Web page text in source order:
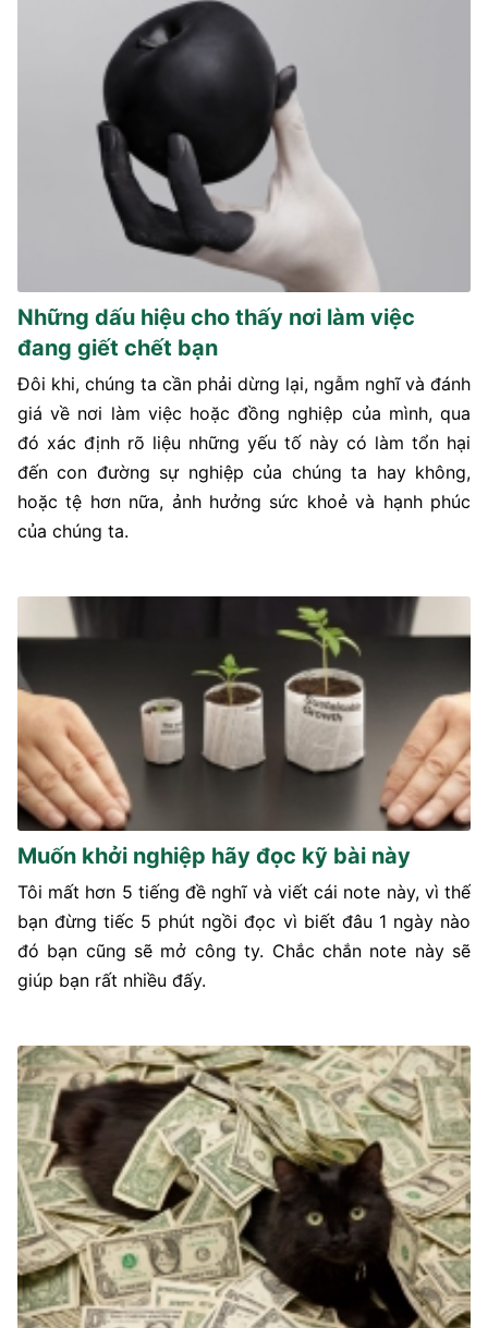
Những dấu hiệu cho thấy nơi làm việc
đang giết chết bạn
Đôi khi, chúng ta cần phải dừng lại, ngẫm nghĩ và đánh
giá về nơi làm việc hoặc đồng nghiệp của mình, qua
đó xác định rõ liệu những yếu tố này có làm tổn hại
đến con đường sự nghiệp của chúng ta hay không,
hoặc tệ hơn nữa, ảnh hưởng sức khoẻ và hạnh phúc
của chúng ta.
Muốn khởi nghiệp hãy đọc kỹ bài này
Tôi mất hơn 5 tiếng đề nghĩ và viết cái note này, vì thế
bạn đừng tiếc 5 phút ngồi đọc vì biết đâu 1 ngày nào
đó bạn cũng sẽ mở công ty. Chắc chắn note này sẽ
giúp bạn rất nhiều đấy.